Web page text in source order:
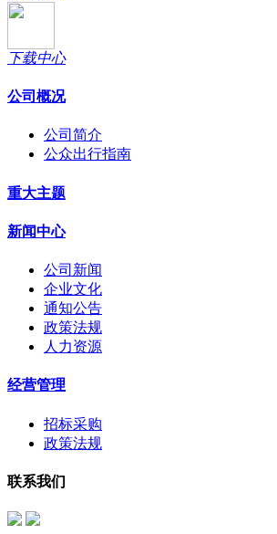
下载中心
公司概况
公司简介
公众出行指南
重大主题
新闻中心
公司新闻
企业文化
通知公告
政策法规
人力资源
经营管理
招标采购
政策法规
联系我们